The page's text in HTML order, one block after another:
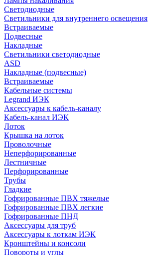
Светодиодные
Светильники для внутреннего освещения
Встраиваемые
Подвесные
Накладные
Светильники светодиодные
ASD
Накладные (подвесные)
Встраиваемые
Кабельные системы
Legrand ИЭК
Аксессуары к кабель-каналу
Кабель-канал ИЭК
Лоток
Крышка на лоток
Проволочные
Неперфорированные
Лестничные
Перфорированные
Трубы
Гладкие
Гофрированные ПВХ тяжелые
Гофрированные ПВХ легкие
Гофрированные ПНД
Аксессуары для труб
Аксессуары к лоткам ИЭК
Кронштейны и консоли
Повороты и углы